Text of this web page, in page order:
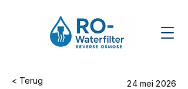
< Terug 24 mei 2026